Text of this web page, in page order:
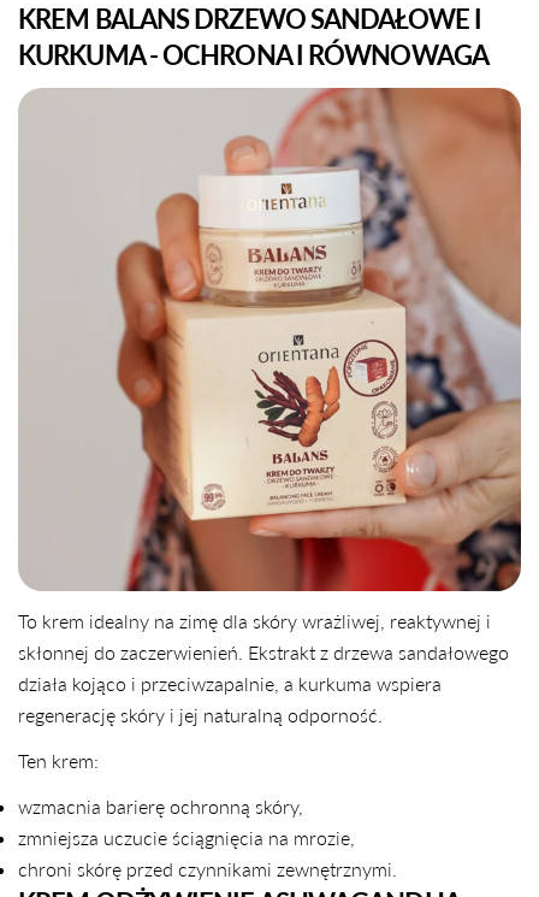
KREM BALANS DRZEWO SANDAŁOWE I
KURKUMA - OCHRONA I RÓWNOWAGA
To krem idealny na zimę dla skóry wrażliwej, reaktywnej i
skłonnej do zaczerwienień. Ekstrakt z drzewa sandałowego
działa kojąco i przeciwzapalnie, a kurkuma wspiera
regenerację skóry i jej naturalną odporność.
Ten krem:
wzmacnia barierę ochronną skóry,
zmniejsza uczucie ściągnięcia na mrozie,
chroni skórę przed czynnikami zewnętrznymi.